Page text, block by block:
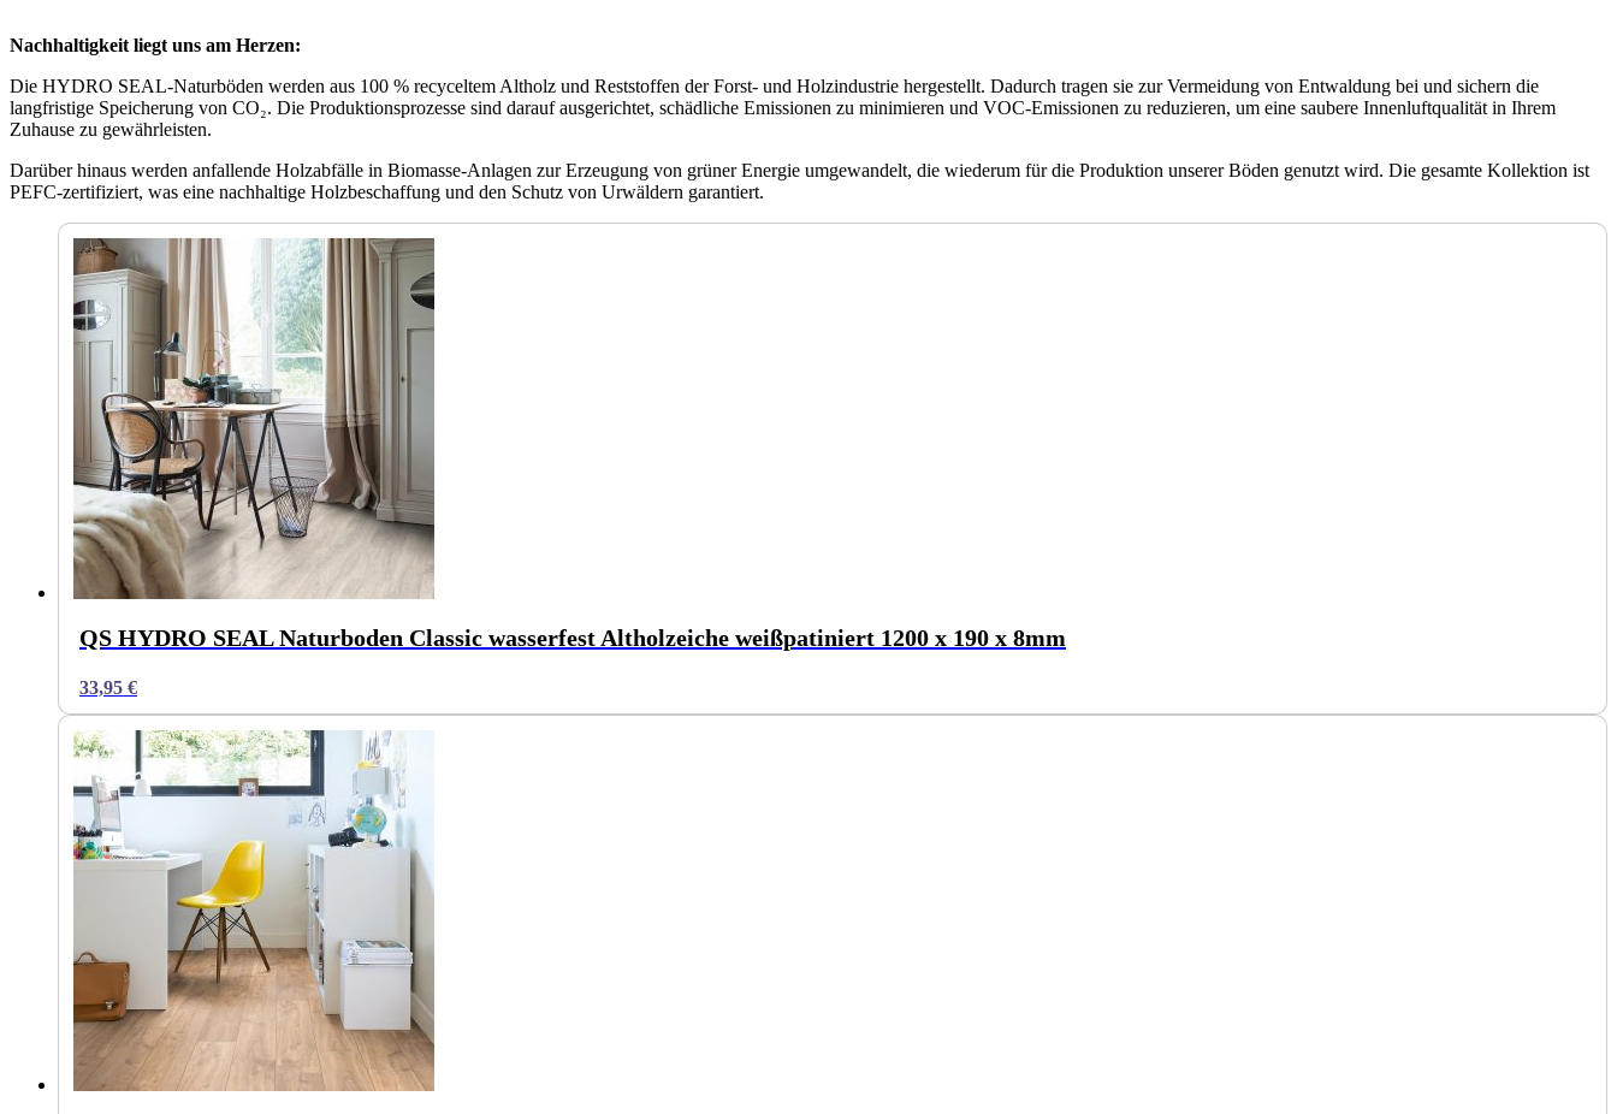
Nachhaltigkeit liegt uns am Herzen:
Die HYDRO SEAL-Naturböden werden aus 100 % recyceltem Altholz und Reststoffen der Forst- und Holzindustrie hergestellt. Dadurch tragen sie zur Vermeidung von Entwaldung bei und sichern die
langfristige Speicherung von CO₂. Die Produktionsprozesse sind darauf ausgerichtet, schädliche Emissionen zu minimieren und VOC-Emissionen zu reduzieren, um eine saubere Innenluftqualität in Ihrem
Zuhause zu gewährleisten.
Darüber hinaus werden anfallende Holzabfälle in Biomasse-Anlagen zur Erzeugung von grüner Energie umgewandelt, die wiederum für die Produktion unserer Böden genutzt wird. Die gesamte Kollektion ist
PEFC-zertifiziert, was eine nachhaltige Holzbeschaffung und den Schutz von Urwäldern garantiert.
QS HYDRO SEAL Naturboden Classic wasserfest Altholzeiche weißpatiniert 1200 x 190 x 8mm
33,95 €